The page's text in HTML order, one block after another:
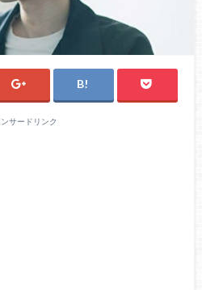
サードリンク